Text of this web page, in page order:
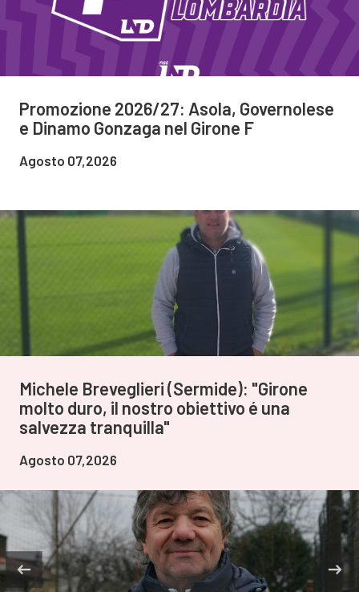
Promozione 2026/27: Asola, Governolese
e Dinamo Gonzaga nel Girone F
Agosto 07,2026
Michele Breveglieri (Sermide): "Girone
molto duro, il nostro obiettivo é una
salvezza tranquilla"
Agosto 07,2026